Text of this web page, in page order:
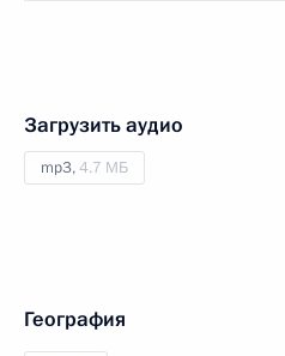
Загрузить аудио
mp3,4.7 МБ
География